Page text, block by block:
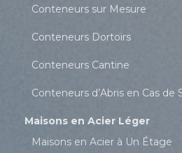
Conteneurs sur Mesure
Conteneurs Dortoirs
Conteneurs Cantine
Conteneurs d’Abris en Cas de
Maisons en Acier Léger
Maisons en Acier à Un Étage